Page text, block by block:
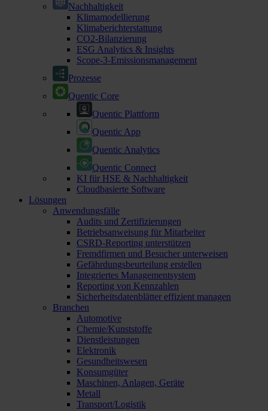
Nachhaltigkeit
Klimamodellierung
Klimaberichterstattung
CO2-Bilanzierung
ESG Analytics & Insights
Scope-3-Emissionsmanagement
Prozesse
Quentic Core
Quentic Plattform
Quentic App
Quentic Analytics
Quentic Connect
KI für HSE & Nachhaltigkeit
Cloudbasierte Software
Lösungen
Anwendungsfälle
Audits und Zertifizierungen
Betriebsanweisung für Mitarbeiter
CSRD-Reporting unterstützen
Fremdfirmen und Besucher unterweisen
Gefährdungsbeurteilung erstellen
Integriertes Managementsystem
Reporting von Kennzahlen
Sicherheitsdatenblätter effizient managen
Branchen
Automotive
Chemie/Kunststoffe
Dienstleistungen
Elektronik
Gesundheitswesen
Konsumgüter
Maschinen, Anlagen, Geräte
Metall
Transport/Logistik